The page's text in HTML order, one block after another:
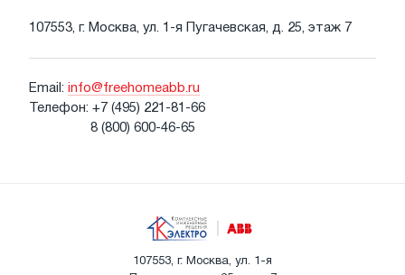
107553, г. Москва, ул. 1-я Пугачевская, д. 25, этаж 7
Email: info@freehomeabb.ru
Телефон: +7 (495) 221-81-66
8 (800) 600-46-65
107553, г. Москва, ул. 1-я